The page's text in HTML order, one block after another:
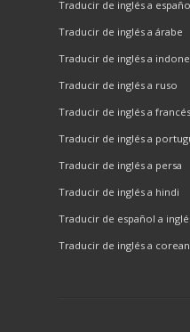
Traducir de inglés a
Traducir de inglés a árabe
Traducir de inglés a
Traducir de inglés a ruso
Traducir de inglés a francés
Traducir de inglés a
Traducir de inglés a persa
Traducir de inglés a hindi
Traducir de español a
Traducir de inglés a